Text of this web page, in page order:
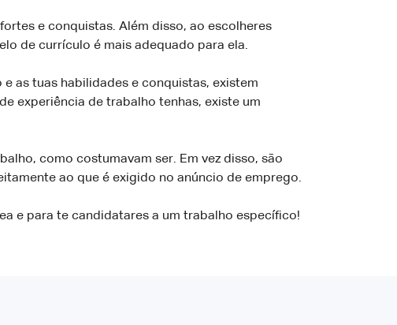
e conquistas. Além disso, ao escolheres
de currículo é mais adequado para ela.
as tuas habilidades e conquistas, existem
experiência de trabalho tenhas, existe um
como costumavam ser. Em vez disso, são
ao que é exigido no anúncio de emprego.
e para te candidatares a um trabalho específico!